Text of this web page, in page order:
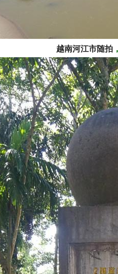
越南河江市随拍